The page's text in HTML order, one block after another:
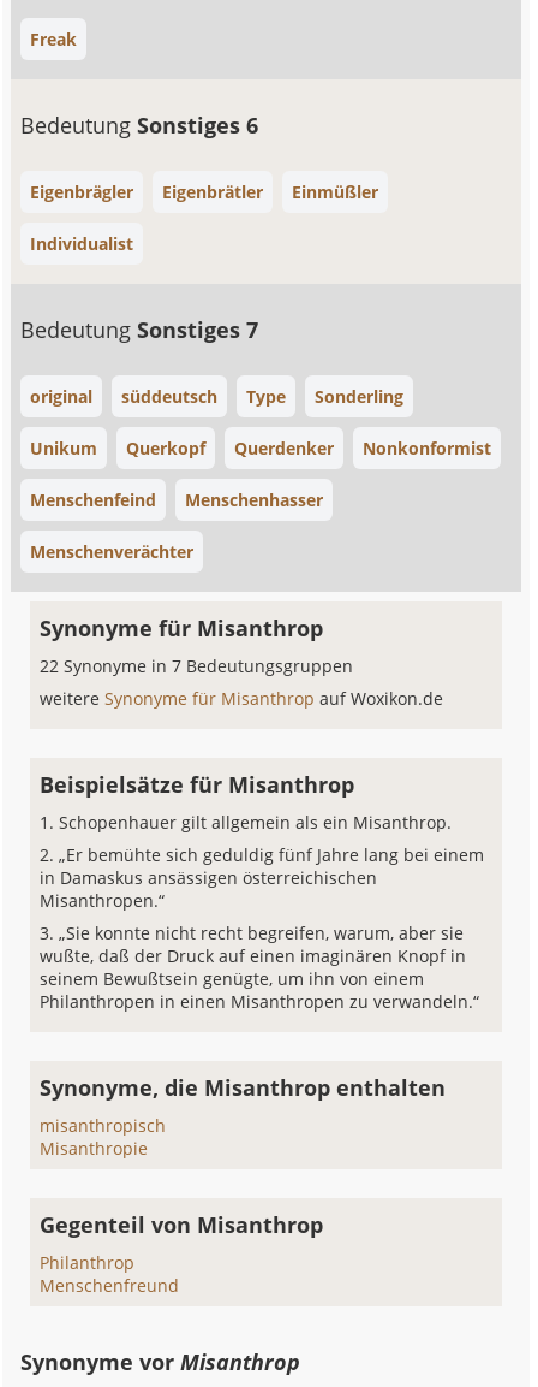
Freak
BedeutungSonstiges 6
Eigenbrägler Eigenbrätler Einmüßler
Individualist
BedeutungSonstiges 7
original süddeutsch Type Sonderling
Unikum Querkopf Querdenker Nonkonformist
Menschenfeind Menschenhasser
Menschenverächter
Synonyme für Misanthrop
22 Synonyme in 7 Bedeutungsgruppen
weitereSynonyme für Misanthropauf Woxikon.de
Beispielsätze für Misanthrop
Schopenhauer gilt allgemein als ein Misanthrop.
„Er bemühte sich geduldig fünf Jahre lang bei einem
in Damaskus ansässigen österreichischen
Misanthropen.“
„Sie konnte nicht recht begreifen, warum, aber sie
wußte, daß der Druck auf einen imaginären Knopf in
seinem Bewußtsein genügte, um ihn von einem
Philanthropen in einen Misanthropen zu verwandeln.“
Synonyme, die Misanthrop enthalten
misanthropisch
Misanthropie
Gegenteil von Misanthrop
Philanthrop
Menschenfreund
Synonyme vorMisanthrop